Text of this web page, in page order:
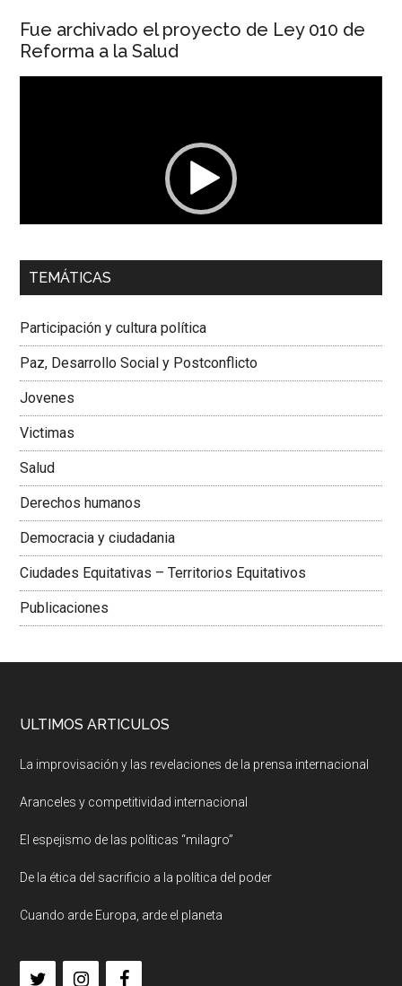
Fue archivado el proyecto de Ley 010 de
Reforma a la Salud
00:00 01:04
Dra. Carolina Corcho Mejía,Presidenta Corporación
Colombiana
TEMÁTICAS
Participación y cultura política
Paz, Desarrollo Social y Postconflicto
Jovenes
Victimas
Salud
Derechos humanos
Democracia y ciudadania
Ciudades Equitativas – Territorios Equitativos
Publicaciones
ULTIMOS ARTICULOS
La improvisación y las revelaciones de la prensa internacional
Aranceles y competitividad internacional
El espejismo de las políticas “milagro”
De la ética del sacrificio a la política del poder
Cuando arde Europa, arde el planeta